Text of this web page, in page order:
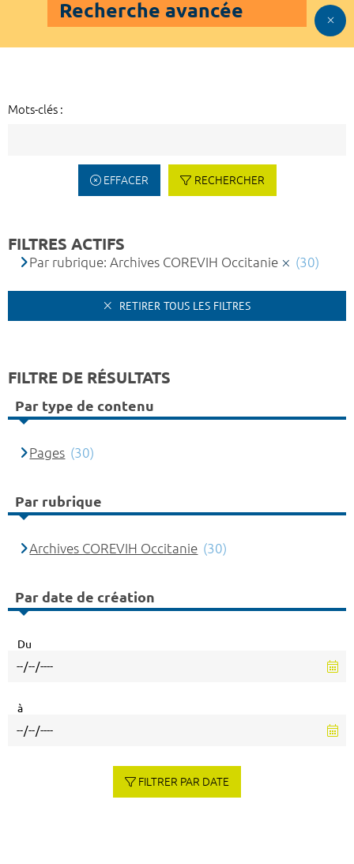
Recherche avancée
Mots-clés :
EFFACER RECHERCHER
FILTRES ACTIFS
Par rubrique: Archives COREVIH Occitanie (30)
RETIRER TOUS LES FILTRES
FILTRE DE RÉSULTATS
Par type de contenu
Pages (30)
Par rubrique
Archives COREVIH Occitanie (30)
Par date de création
Du
à
FILTRER PAR DATE